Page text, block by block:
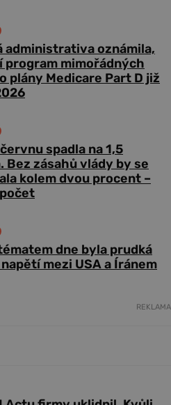
administrativa oznámila,
program mimořádných
plány Medicare Part D již
spadla na 1,5
Bez zásahů vlády by se
kolem dvou procent –
dne byla prudká
mezi USA a Íránem
REKLAMA